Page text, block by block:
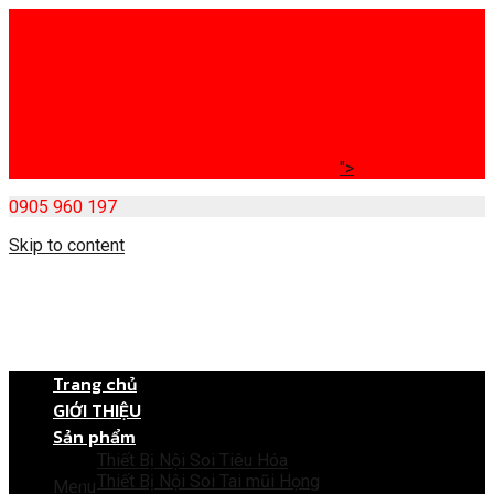
">
0905 960 197
Skip to content
Menu
Trang chủ
GIỚI THIỆU
Sản phẩm
Thiết Bị Nội Soi Tiêu Hóa
Thiết Bị Nội Soi Tai mũi Họng